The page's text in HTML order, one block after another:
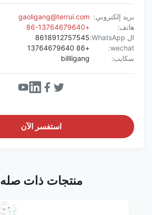
بريد إلكتروني: gaoligang@terrui.com
هاتف:
+86-13764679640
ال WhatsApp:
8618912757545
wechat:
+86 13764679640
سكايب:
billligang
استفسر الآن
منتجات ذات صله